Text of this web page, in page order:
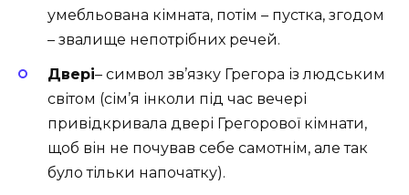
умебльована кімната, потім – пустка, згодом
– звалище непотрібних речей.
Двері– символ зв’язку Грегора із людським
світом (сім’я інколи під час вечері
привідкривала двері Грегорової кімнати,
щоб він не почував себе самотнім, але так
було тільки напочатку).